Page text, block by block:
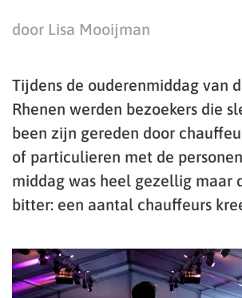
door Lisa Mooijman
Tijdens de ouderenmiddag van
Rhenen werden bezoekers die
been zijn gereden door
of particulieren met de
middag was heel gezellig maar
bitter: een aantal chauffeurs